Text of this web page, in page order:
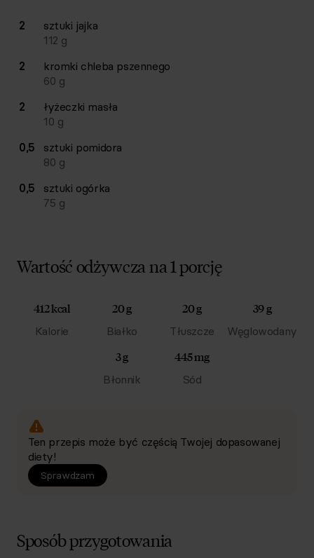
Lista składników przepisu z ilościami i wagami
IlośćSkładnik
2 sztuki jajka
112 g
2
kromki chleba pszennego
60 g
2
łyżeczki masła
10 g
0,5
sztuki pomidora
80 g
0,5
sztuki ogórka
75 g
Wartość odżywcza na 1 porcję
412 kcal
Kalorie
20 g
Białko
20 g
Tłuszcze
39 g
Węglowodany
3 g
Błonnik
445 mg
Sód
Ten przepis może być częścią Twojej dopasowanej
diety!
Sprawdzam
Sposób przygotowania